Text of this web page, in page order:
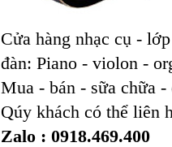
Cửa hàng nhạc cụ -
đàn: Piano - violon -
Mua - bán - sữa chữa -
Qúy khách có thể liên
Zalo : 0918.469.400